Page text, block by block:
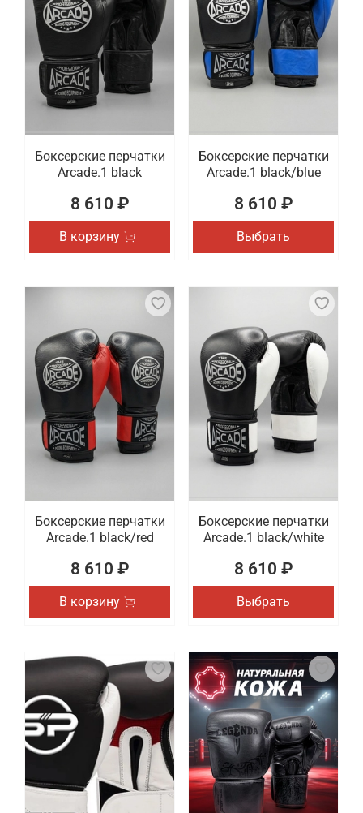
Боксерские перчатки
Arcade.1 black
8 610 ₽
В корзину
Боксерские перчатки
Arcade.1 black/blue
8 610 ₽
Выбрать
Боксерские перчатки
Arcade.1 black/red
8 610 ₽
В корзину
Боксерские перчатки
Arcade.1 black/white
8 610 ₽
Выбрать